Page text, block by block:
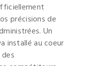
précisions de
Un
installé au coeur